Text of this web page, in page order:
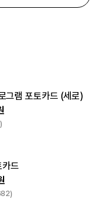
그램 포토카드 (세로)
수량 1개
드
반소매